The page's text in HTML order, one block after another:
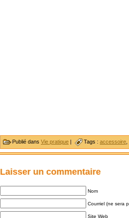
Publié dans Vie pratique Tags : accessoire
Laisser un commentaire
Nom
Courriel (ne sera
Site Web